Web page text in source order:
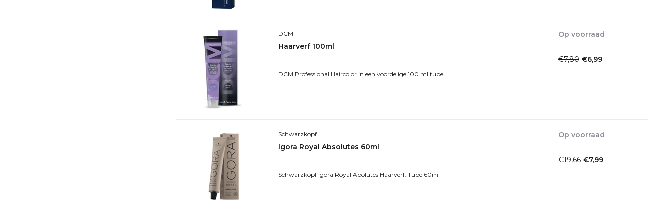
DCM
Haarverf 100ml
DCM Professional Haircolor in een voordelige 100 ml tube.
Op voorraad
€7,80 €6,99
Schwarzkopf
Igora Royal Absolutes 60ml
Schwarzkopf Igora Royal Abolutes Haarverf. Tube 60ml
Op voorraad
€19,66 €7,99